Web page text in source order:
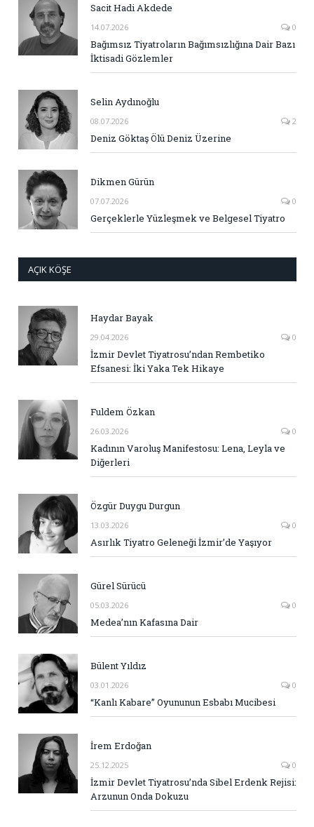
Sacit Hadi Akdede
14.07.2026 0
Bağımsız Tiyatroların Bağımsızlığına Dair Bazı
İktisadi Gözlemler
Selin Aydınoğlu
08.07.2026 2
Deniz Göktaş Ölü Deniz Üzerine
Dikmen Gürün
07.07.2026 0
Gerçeklerle Yüzleşmek ve Belgesel Tiyatro
AÇIK KÖŞE
Haydar Bayak
29.04.2026 0
İzmir Devlet Tiyatrosu’ndan Rembetiko
Efsanesi: İki Yaka Tek Hikaye
Fuldem Özkan
26.03.2026 0
Kadının Varoluş Manifestosu: Lena, Leyla ve
Diğerleri
Özgür Duygu Durgun
13.03.2026 0
Asırlık Tiyatro Geleneği İzmir’de Yaşıyor
Gürel Sürücü
05.03.2026 0
Medea’nın Kafasına Dair
Bülent Yıldız
03.01.2026 0
“Kanlı Kabare” Oyununun Esbabı Mucibesi
İrem Erdoğan
25.12.2025 0
İzmir Devlet Tiyatrosu’nda Sibel Erdenk Rejisi:
Arzunun Onda Dokuzu